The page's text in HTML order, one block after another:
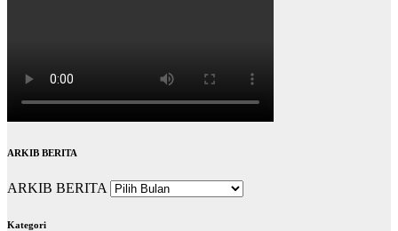
ARKIB BERITA
ARKIB BERITA
Kategori